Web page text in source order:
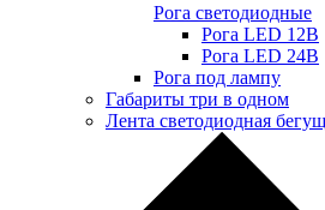
Рога светодиодные
Рога LED 12В
Рога LED 24В
Рога под лампу
Габариты три в одном
Лента светодиодная